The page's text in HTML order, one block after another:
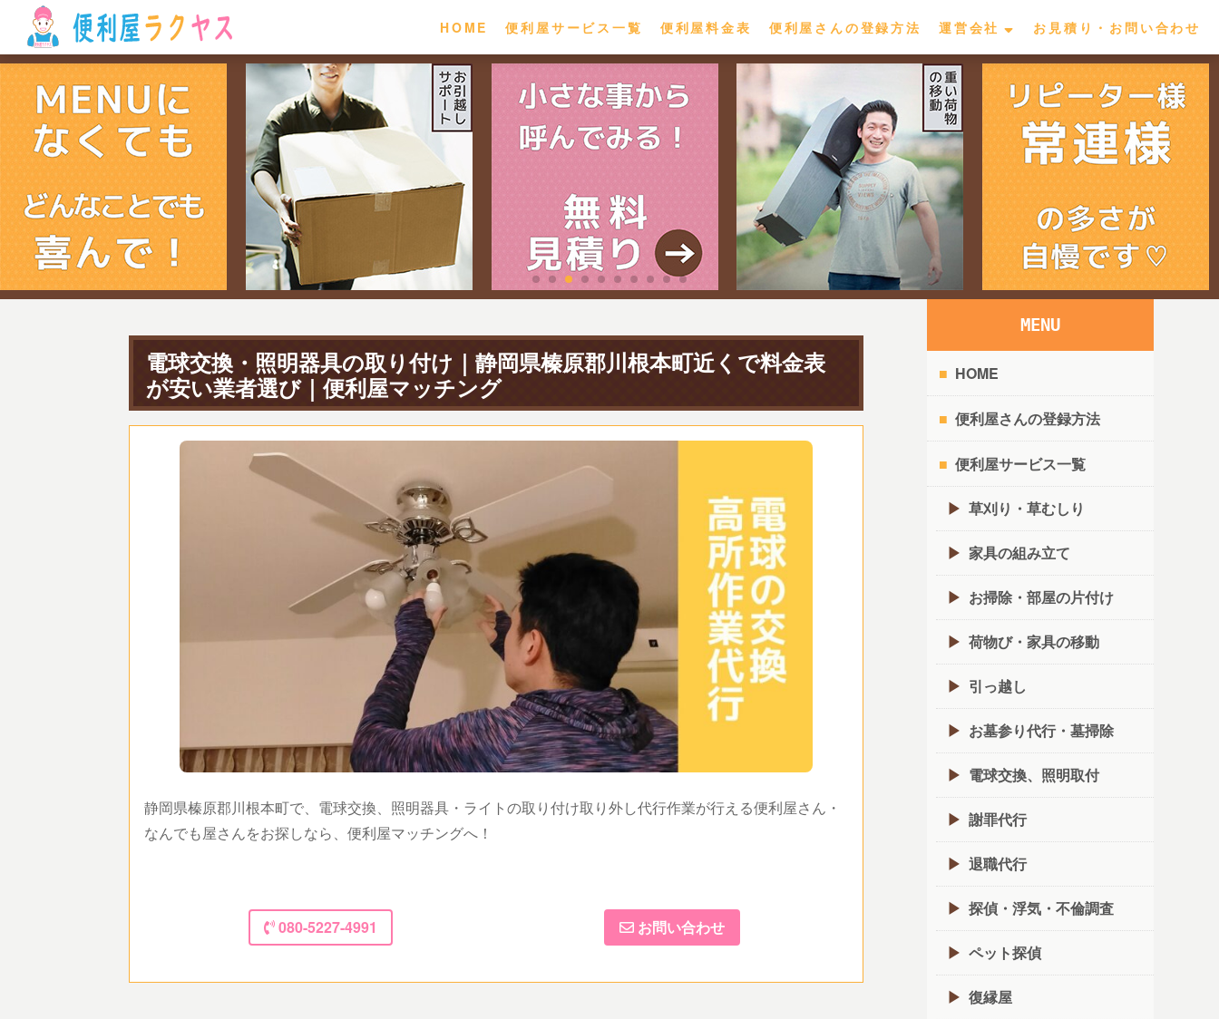
HOME 便利屋サービス一覧 便利屋料金表 便利屋さんの登録方法 運営会社 お見積り・お問い合わせ
電球交換・照明器具の取り付け｜静岡県榛原郡川根本町近くで料金表
が安い業者選び｜便利屋マッチング
静岡県榛原郡川根本町で、電球交換、照明器具・ライトの取り付け取り外し代行作業が行える便利屋さん・
なんでも屋さんをお探しなら、便利屋マッチングへ！
080-5227-4991 お問い合わせ
MENU
HOME
便利屋さんの登録方法
便利屋サービス一覧
草刈り・草むしり
家具の組み立て
お掃除・部屋の片付け
荷物び・家具の移動
引っ越し
お墓参り代行・墓掃除
電球交換、照明取付
謝罪代行
退職代行
探偵・浮気・不倫調査
ペット探偵
復縁屋